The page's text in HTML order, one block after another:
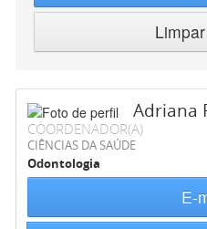
Adriana
COORDENADOR(A)
CIÊNCIAS DA SAÚDE
Odontologia
E-